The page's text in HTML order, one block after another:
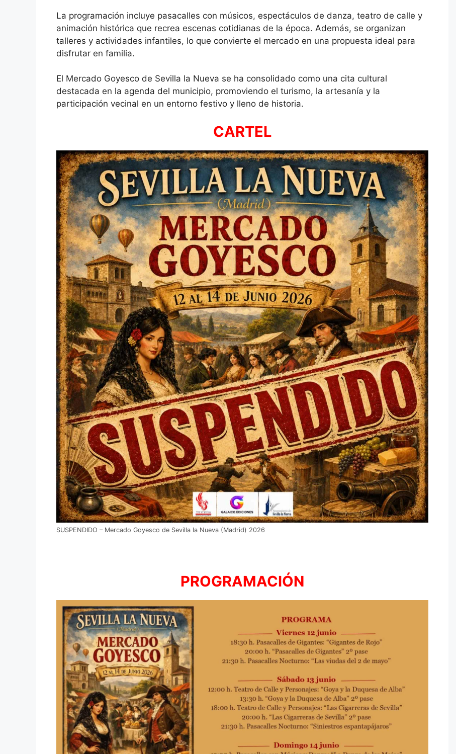
La programación incluye pasacalles con músicos, espectáculos de danza, teatro de calle y
animación histórica que recrea escenas cotidianas de la época. Además, se organizan
talleres y actividades infantiles, lo que convierte el mercado en una propuesta ideal para
disfrutar en familia.
El Mercado Goyesco de Sevilla la Nueva se ha consolidado como una cita cultural
destacada en la agenda del municipio, promoviendo el turismo, la artesanía y la
participación vecinal en un entorno festivo y lleno de historia.
CARTEL
SUSPENDIDO – Mercado Goyesco de Sevilla la Nueva (Madrid) 2026
PROGRAMACIÓN